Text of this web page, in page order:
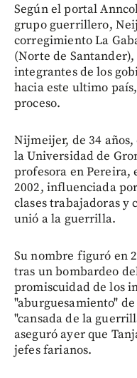
Según el portal
grupo guerrillero,
corregimiento La
(Norte de
integrantes de los
hacia este ultimo
proceso.
Nijmeijer, de 34
la Universidad de
profesora en Pereira,
2002, influenciada
clases trabajadoras y
unió a la guerrilla.
Su nombre figuró en
tras un bombardeo
promiscuidad de los
"aburguesamiento"
"cansada de la
aseguró ayer que
jefes farianos.